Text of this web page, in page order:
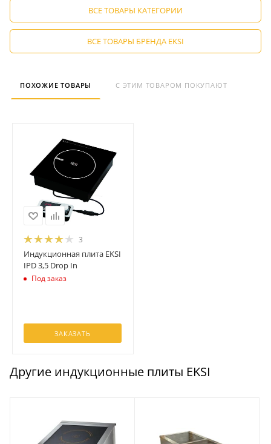
ВСЕ ТОВАРЫ КАТЕГОРИИ
ВСЕ ТОВАРЫ БРЕНДА EKSI
ПОХОЖИЕ ТОВАРЫ С ЭТИМ ТОВАРОМ ПОКУПАЮТ
3
Индукционная плита EKSI
IPD 3,5 Drop In
Под заказ
ЗАКАЗАТЬ
Другие индукционные плиты EKSI